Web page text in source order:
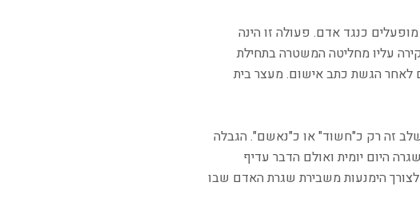
כנגד אדם. פעולה זו הינה
עליו מחליטה המשטרה בתחילת
לאחר הגשת כתב אישום. מעצר בית
זה רק כ"חשוד" או כ"נאשם". הגבלה
היום יומית ואולם הדבר עדיף
הימנעות משבירת שגרת האדם שבו